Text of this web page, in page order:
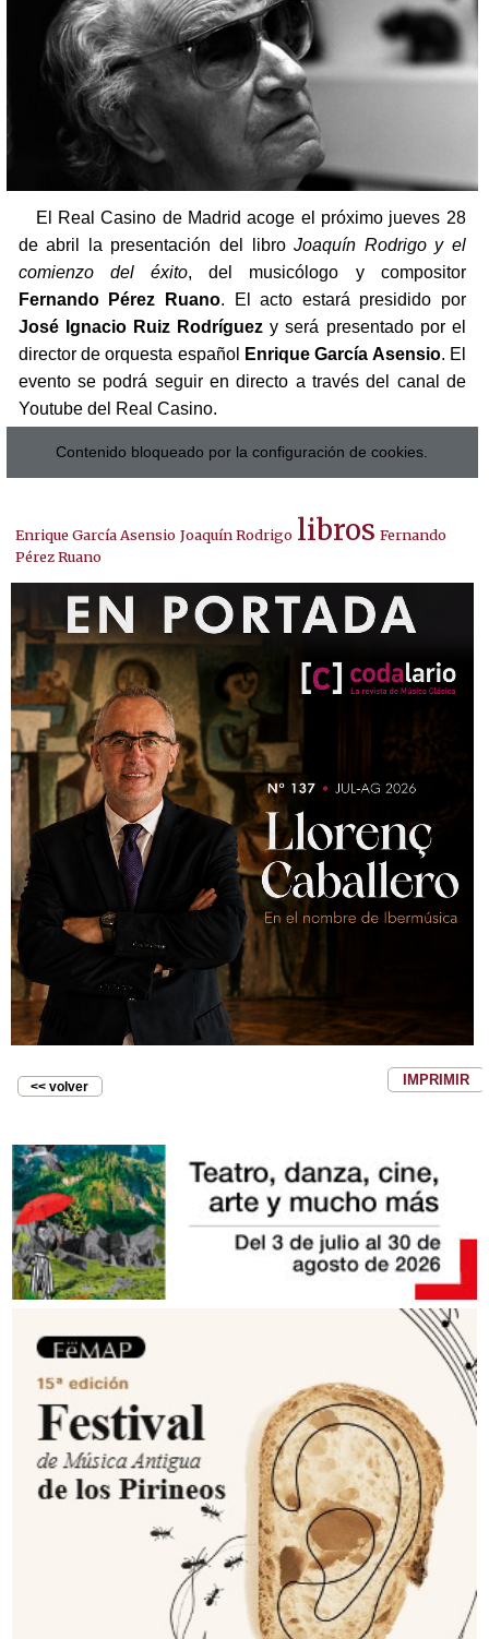
El Real Casino de Madrid acoge el próximo jueves 28
de abril la presentación del libroJoaquín Rodrigo y el
comienzo del éxito, del musicólogo y compositor
Fernando Pérez Ruano. El acto estará presidido por
José Ignacio Ruiz Rodríguez y será presentado por el
director de orquesta español
Enrique García Asensio. El
evento se podrá seguir en directo a través del canal de
Youtube del Real Casino.
Contenido bloqueado por la configuración de cookies.
Enrique García Asensio Joaquín Rodrigo libros Fernando
Pérez Ruano
<< volver IMPRIMIR